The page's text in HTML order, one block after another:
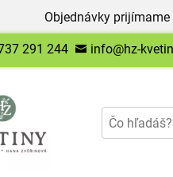
Objednávky
291 244 info@hz-